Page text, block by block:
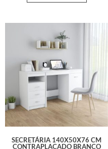
SECRETÁRIA 140X50X76 CM
CONTRAPLACADO BRANCO